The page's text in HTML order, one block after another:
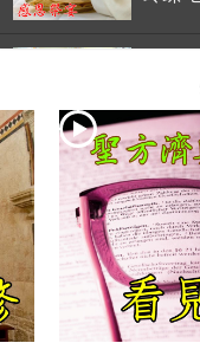
錢玲
【信
玲珠
【信
—金毓
【信